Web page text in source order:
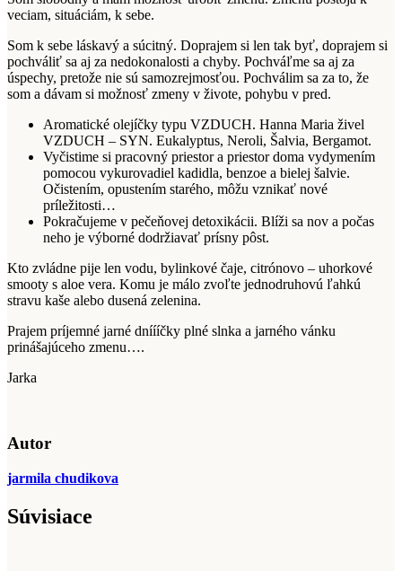
veciam, situáciám, k sebe.
Som k sebe láskavý a súcitný. Doprajem si len tak byť, doprajem si
pochváliť sa aj za nedokonalosti a chyby. Pochváľme sa aj za
úspechy, pretože nie sú samozrejmosťou. Pochválim sa za to, že
som a dávam si možnosť zmeny v živote, pohybu v pred.
Aromatické olejíčky typu VZDUCH. Hanna Maria živel
VZDUCH – SYN. Eukalyptus, Neroli, Šalvia, Bergamot.
Vyčistime si pracovný priestor a priestor doma vydymením
pomocou vykurovadiel kadidla, benzoe a bielej šalvie.
Očistením, opustením starého, môžu vznikať nové
príležitosti…
Pokračujeme v pečeňovej detoxikácii. Blíži sa nov a počas
neho je výborné dodržiavať prísny pôst.
Kto zvládne pije len vodu, bylinkové čaje, citrónovo – uhorkové
smooty s aloe vera. Komu je málo zvoľte jednodruhovú ľahkú
stravu kaše alebo dusená zelenina.
Prajem príjemné jarné dníííčky plné slnka a jarného vánku
prinášajúceho zmenu….
Jarka
Autor
jarmila chudikova
Súvisiace